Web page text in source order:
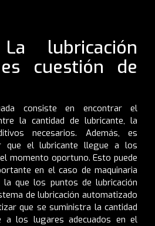
lubricación
cuestión de
consiste en encontrar el
la cantidad de lubricante, la
necesarios. Además, es
que el lubricante llegue a los
momento oportuno. Esto puede
en el caso de maquinaria
que los puntos de lubricación
de lubricación automatizado
que se suministra la cantidad
a los lugares adecuados en el